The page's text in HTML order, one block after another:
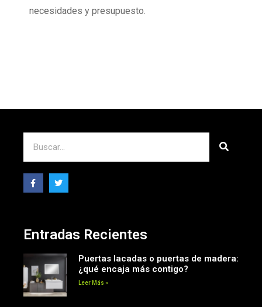
necesidades y presupuesto.
Entradas Recientes
Puertas lacadas o puertas de madera:
¿qué encaja más contigo?
Leer Más »